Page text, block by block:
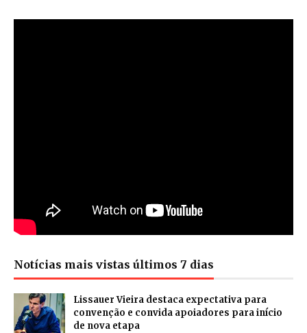
Notícias mais vistas últimos 7 dias
Lissauer Vieira destaca expectativa para
convenção e convida apoiadores para início
de nova etapa